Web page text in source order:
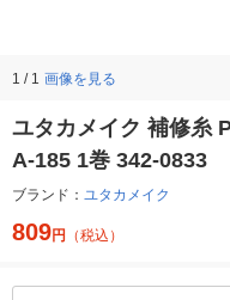
1 / 1 画像を見る
ユタカメイク 補修糸
A-185 1巻 342-0833
ブランド： ユタカメイク
809円 （税込）